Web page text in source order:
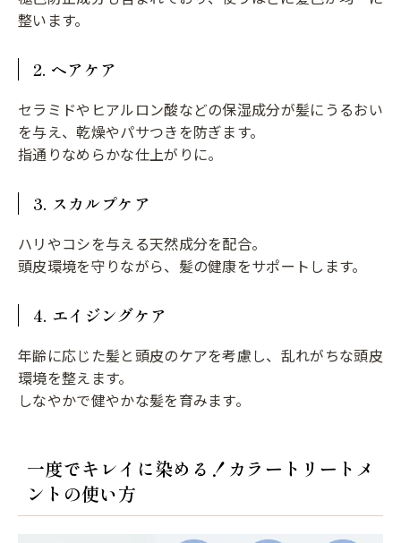
整います。
2. ヘアケア
セラミドやヒアルロン酸などの保湿成分が髪にうるおい
を与え、乾燥やパサつきを防ぎます。
指通りなめらかな仕上がりに。
3. スカルプケア
ハリやコシを与える天然成分を配合。
頭皮環境を守りながら、髪の健康をサポートします。
4. エイジングケア
年齢に応じた髪と頭皮のケアを考慮し、乱れがちな頭皮
環境を整えます。
しなやかで健やかな髪を育みます。
一度でキレイに染める！カラートリートメ
ントの使い方